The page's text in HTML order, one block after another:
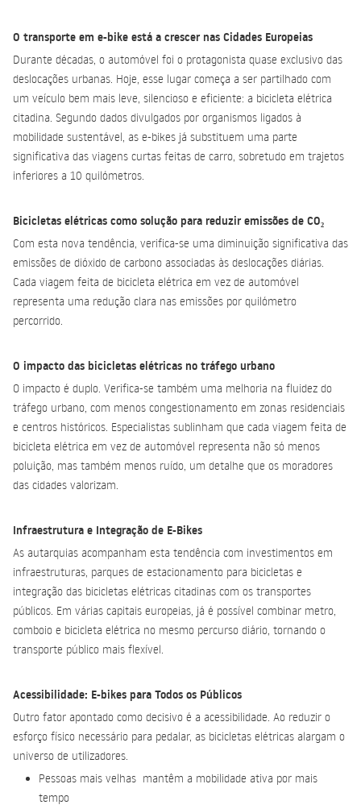
O transporte em e-bike está a crescer nas Cidades Europeias
Durante décadas, o automóvel foi o protagonista quase exclusivo das
deslocações urbanas. Hoje, esse lugar começa a ser partilhado com
um veículo bem mais leve, silencioso e eficiente: a bicicleta elétrica
citadina. Segundo dados divulgados por organismos ligados à
mobilidade sustentável, as e-bikes já substituem uma parte
significativa das viagens curtas feitas de carro, sobretudo em trajetos
inferiores a 10 quilómetros.
Bicicletas elétricas como solução para reduzir emissões de CO₂
Com esta nova tendência, verifica-se uma diminuição significativa das
emissões de dióxido de carbono associadas às deslocações diárias.
Cada viagem feita de bicicleta elétrica em vez de automóvel
representa uma redução clara nas emissões por quilómetro
percorrido.
O impacto das bicicletas elétricas no tráfego urbano
O impacto é duplo. Verifica-se também uma melhoria na fluidez do
tráfego urbano, com menos congestionamento em zonas residenciais
e centros históricos. Especialistas sublinham que cada viagem feita de
bicicleta elétrica em vez de automóvel representa não só menos
poluição, mas também menos ruído, um detalhe que os moradores
das cidades valorizam.
Infraestrutura e Integração de E-Bikes
As autarquias acompanham esta tendência com investimentos em
infraestruturas, parques de estacionamento para bicicletas e
integração das bicicletas elétricas citadinas com os transportes
públicos. Em várias capitais europeias, já é possível combinar metro,
comboio e bicicleta elétrica no mesmo percurso diário, tornando o
transporte público mais flexível.
Acessibilidade: E-bikes para Todos os Públicos
Outro fator apontado como decisivo é a acessibilidade. Ao reduzir o
esforço físico necessário para pedalar, as bicicletas elétricas alargam o
universo de utilizadores.
Pessoas mais velhas mantêm a mobilidade ativa por mais
tempo